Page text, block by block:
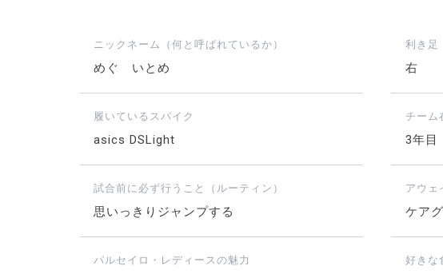
ニックネーム（何と呼ばれているか）
めぐ いとめ
利き足
右
履いているスパイク
asics DSLight
チーム
3年目
試合前に必ず行うこと（ルーティン）
思いっきりジャンプする
アウェ
ケア
パルセイロ・レディースの魅力 好きな